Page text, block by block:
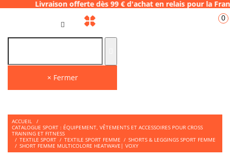
offerte dès 99 € d'achat en relais
× Fermer
0
ACCUEIL
/
CATALOGUE SPORT : ÉQUIPEMENT, VÊTEMENTS ET ACCESSOIRES POUR CROSS
TRAINING ET FITNESS
/ TEXTILE SPORT / TEXTILE SPORT FEMME / SHORTS & LEGGINGS SPORT FEMME
/ SHORT FEMME MULTICOLORE HEATWAVE| VOXY